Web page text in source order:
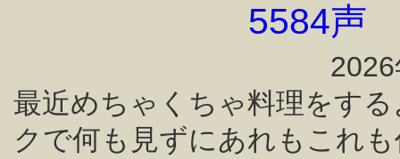
5584声
最近めちゃくちゃ料理をす
クで何も見ずにあれもこれ